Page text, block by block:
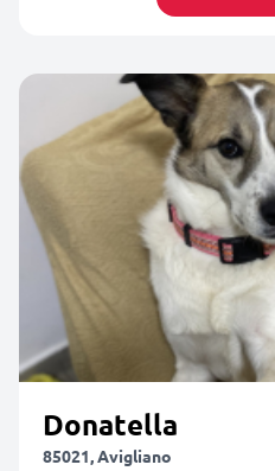
Donatella
85021, Avigliano